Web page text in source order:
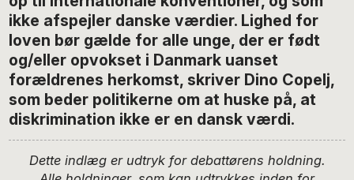
ikke afspejler danske værdier. Lighed for
loven bør gælde for alle unge, der er født
og/eller opvokset i Danmark uanset
forældrenes herkomst, skriver Dino Copelj,
som beder politikerne om at huske på, at
diskrimination ikke er en dansk værdi.
Dette indlæg er udtryk for debattørens holdning.